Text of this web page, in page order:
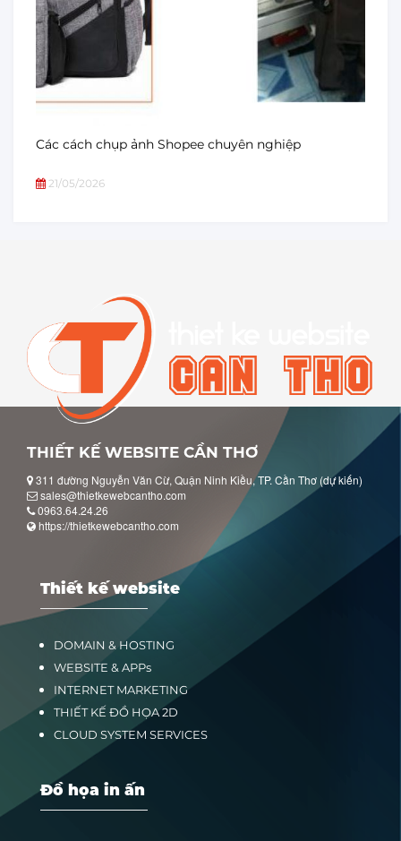
Các cách chụp ảnh Shopee chuyên nghiệp
21/05/2026
THIẾT KẾ WEBSITE CẦN THƠ
311 đường Nguyễn Văn Cừ, Quận Ninh Kiều, TP. Cần Thơ (dự kiến)
sales@thietkewebcantho.com
0963.64.24.26
https://thietkewebcantho.com
Thiết kế website
DOMAIN & HOSTING
WEBSITE & APPs
INTERNET MARKETING
THIẾT KẾ ĐỒ HỌA 2D
CLOUD SYSTEM SERVICES
Đồ họa in ấn